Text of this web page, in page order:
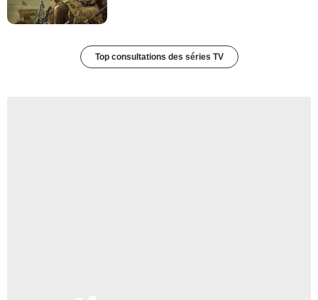
Top consultations des séries TV